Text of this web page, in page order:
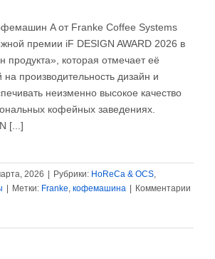
A от Franke Coffee Systems
премии iF DESIGN AWARD 2026 в
продукта», которая отмечает её
производительность дизайн и
неизменно высокое качество
кофейных заведениях.
[...]
2026 | Рубрики: HoReCa & OCS,
| Метки: Franke, кофемашина | Комментарии
Coffee